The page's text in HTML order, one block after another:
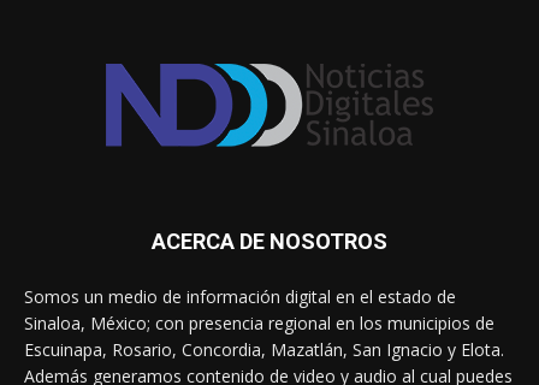
ACERCA DE NOSOTROS
Somos un medio de información digital en el estado de
Sinaloa, México; con presencia regional en los municipios de
Escuinapa, Rosario, Concordia, Mazatlán, San Ignacio y Elota.
Además generamos contenido de video y audio al cual puedes